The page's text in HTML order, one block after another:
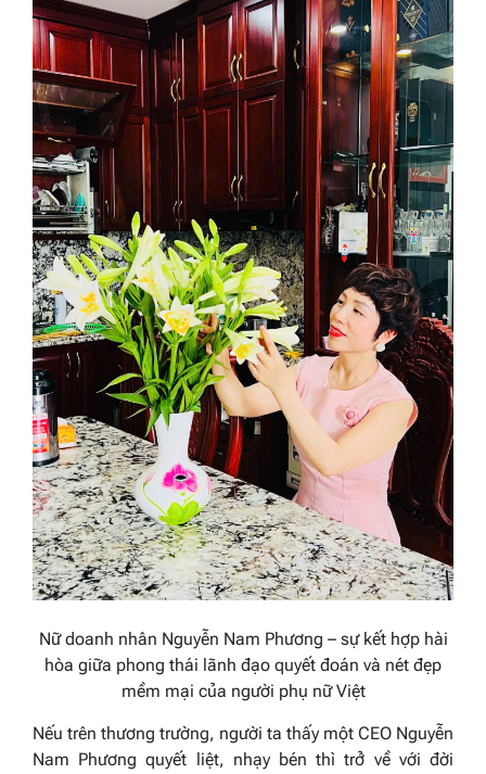
Nữ doanh nhân Nguyễn Nam Phương – sự kết hợp hài
hòa giữa phong thái lãnh đạo quyết đoán và nét đẹp
mềm mại của người phụ nữ Việt
Nếu trên thương trường, người ta thấy một CEO Nguyễn
Nam Phương quyết liệt, nhạy bén thì trở về với đời